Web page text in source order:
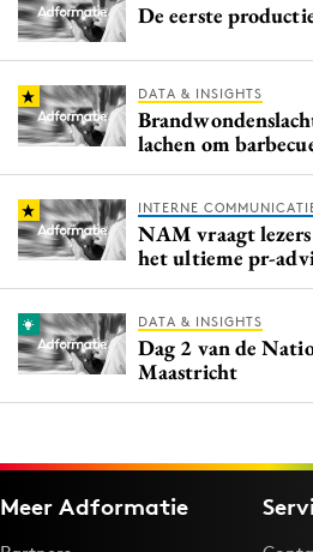
De eerste
DATA & INSIGHTS
lachen om
INTERNE
NAM vraagt
het ultieme pr-
DATA & INSIGHTS
Dag 2 van de
Maastricht
Meer Adformatie